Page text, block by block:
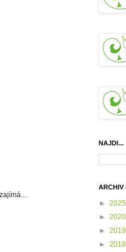
NAJDI...
ARCHIV
► 2025
► 2020
► 2019
► 2018